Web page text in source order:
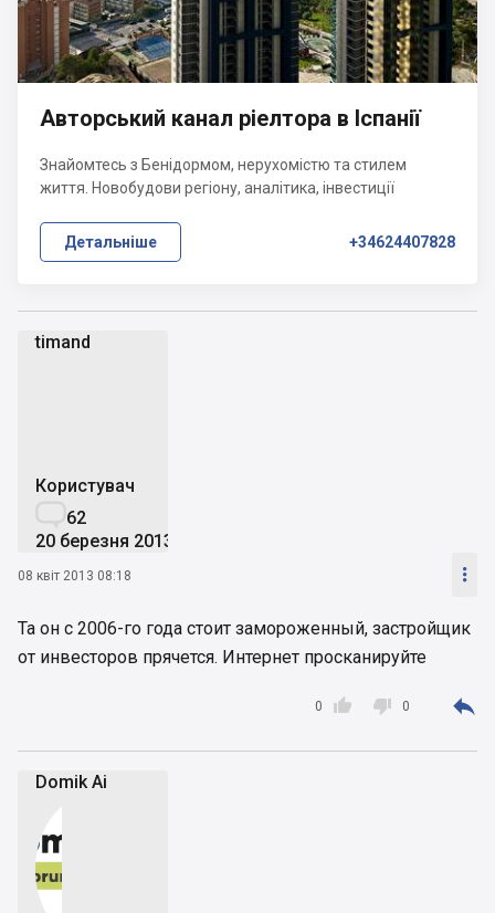
timand
Користувач
62
20 березня 2013
08 квіт 2013 08:18 
Та он с 2006-го года стоит замороженный, застройщик
от инвесторов прячется. Интернет просканируйте

0  0 
Domik Ai
Авторський канал ріелтора в Іспанії
Знайомтесь з Бенідормом, нерухомістю та стилем
життя. Новобудови регіону, аналітика, інвестиції
Детальніше +34624407828